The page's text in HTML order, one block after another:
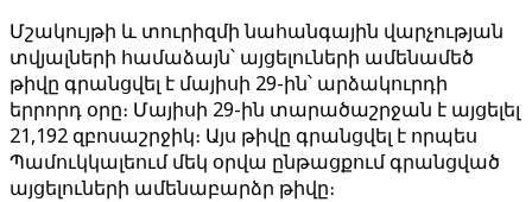
Մշակույթի և տուրիզմի նահանգային վարչության
տվյալների համաձայն՝ այցելուների ամենամեծ
թիվը գրանցվել է մայիսի 29-ին՝ արձակուրդի
երրորդ օրը։ Մայիսի 29-ին տարածաշրջան է այցելել
21,192 զբոսաշրջիկ։ Այս թիվը գրանցվել է որպես
Պամուկկալեում մեկ օրվա ընթացքում գրանցված
այցելուների ամենաբարձր թիվը։